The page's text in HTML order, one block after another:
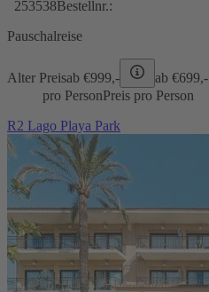
253538Bestellnr.:
Pauschalreise
Alter Preisab €999,- ab €699,-
pro PersonPreis pro Person
R2 Lago Playa Park